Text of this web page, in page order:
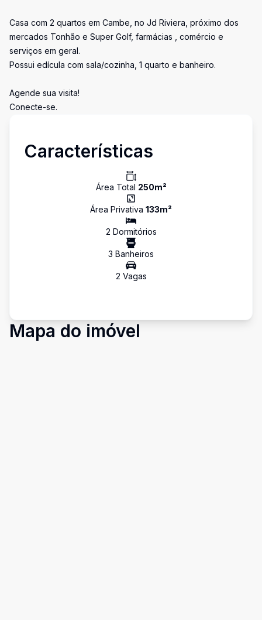
Casa com 2 quartos em Cambe, no Jd Riviera, próximo dos
mercados Tonhão e Super Golf, farmácias , comércio e
serviços em geral.
Possui edícula com sala/cozinha, 1 quarto e banheiro.
Agende sua visita!
Conecte-se.
Características
Área Total 250m²
Área Privativa 133m²
2 Dormitórios
3 Banheiros
2 Vagas
Mapa do imóvel